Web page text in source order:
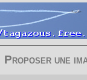
Proposer une